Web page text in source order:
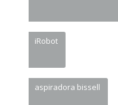
iRobot
aspiradora bissell